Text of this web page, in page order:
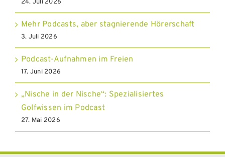
24. Juli 2026
Mehr Podcasts, aber stagnierende Hörerschaft
3. Juli 2026
Podcast-Aufnahmen im Freien
17. Juni 2026
„Nische in der Nische“: Spezialisiertes
Golfwissen im Podcast
27. Mai 2026